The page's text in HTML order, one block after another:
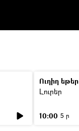
Ուղիղ եթեր
Լուրեր
10:00 5 ր